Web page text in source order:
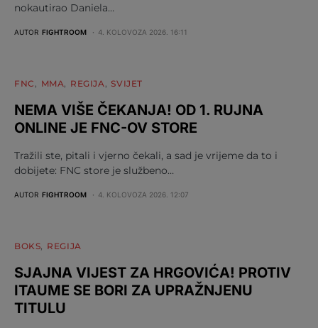
nokautirao Daniela…
AUTOR FIGHTROOM 4. KOLOVOZA 2026. 16:11
FNC MMA REGIJA SVIJET
NEMA VIŠE ČEKANJA! OD 1. RUJNA
ONLINE JE FNC-OV STORE
Tražili ste, pitali i vjerno čekali, a sad je vrijeme da to i
dobijete: FNC store je službeno…
AUTOR FIGHTROOM 4. KOLOVOZA 2026. 12:07
BOKS REGIJA
SJAJNA VIJEST ZA HRGOVIĆA! PROTIV
ITAUME SE BORI ZA UPRAŽNJENU
TITULU